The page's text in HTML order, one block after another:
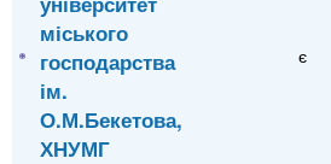
f
o
міського
господарства
ім.
О.М.Бекетова,
ХНУМГ
є